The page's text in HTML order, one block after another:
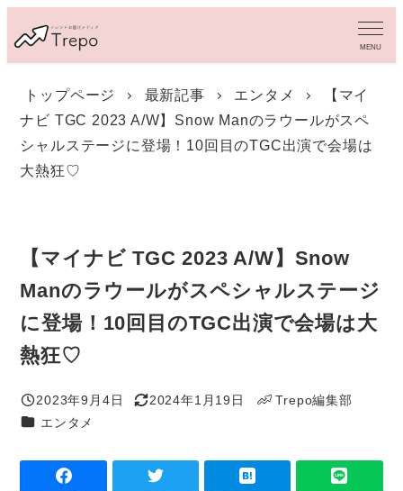
イ
MENU
トップページ 最新記事 エンタメ
【マイ
ナビ TGC 2023 A/W】Snow Manのラウールがスペ
シャルステージに登場！10回目のTGC出演で会場は
大熱狂♡
【マイナビ TGC 2023 A/W】Snow
Manのラウールがスペシャルステージ
に登場！10回目のTGC出演で会場は大
熱狂♡
投稿日
2023年9月4日
更新日
2024年1月19日
Trepo編集部
カテゴリー
エンタメ